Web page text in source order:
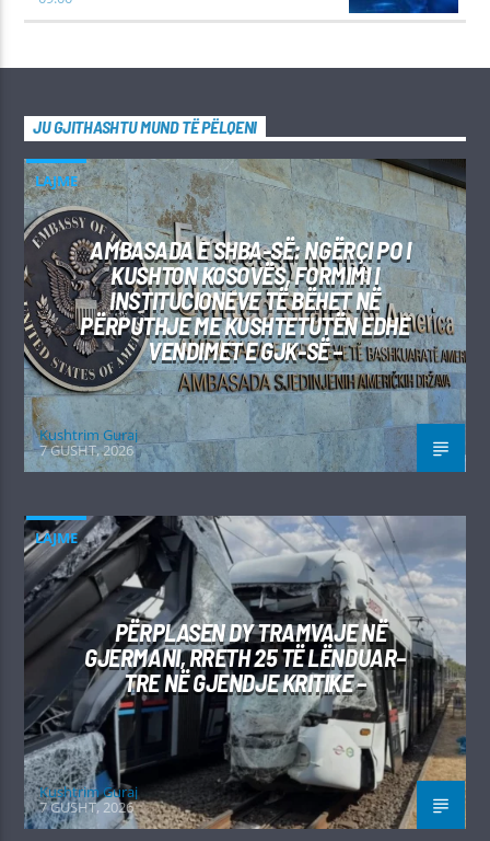
JU GJITHASHTU MUND TË PËLQENI
LAJME
AMBASADA E SHBA-SË: NGËRÇI PO I
KUSHTON KOSOVËS, FORMIMI I
INSTITUCIONEVE TË BËHET NË
PËRPUTHJE ME KUSHTETUTËN EDHE
VENDIMET E GJK-SË –
Kushtrim Guraj
7 GUSHT, 2026
LAJME
PËRPLASEN DY TRAMVAJE NË
GJERMANI, RRETH 25 TË LËNDUAR–
TRE NË GJENDJE KRITIKE –
Kushtrim Guraj
7 GUSHT, 2026